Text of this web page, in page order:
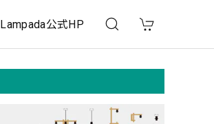
Lampada公式HP